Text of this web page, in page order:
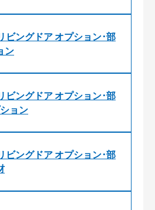
ングドア オプション･部
ン
ングドア オプション･部
ョン
ングドア オプション･部